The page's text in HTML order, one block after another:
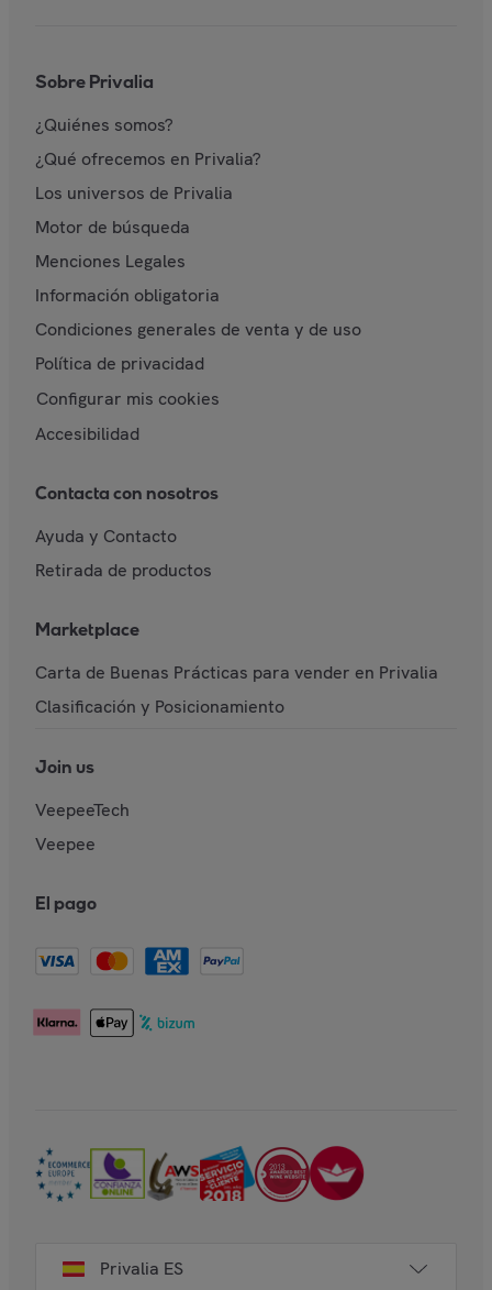
Sobre Privalia
¿Quiénes somos?
¿Qué ofrecemos en Privalia?
Los universos de Privalia
Motor de búsqueda
Menciones Legales
Información obligatoria
Condiciones generales de venta y de uso
Política de privacidad
Configurar mis cookies
Accesibilidad
Contacta con nosotros
Ayuda y Contacto
Retirada de productos
Marketplace
Carta de Buenas Prácticas para vender en Privalia
Clasificación y Posicionamiento
Join us
VeepeeTech
Veepee
El pago
Privalia ES